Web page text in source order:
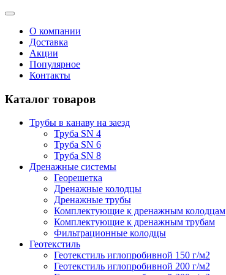
О компании
Доставка
Акции
Популярное
Контакты
Каталог товаров
Трубы в канаву на заезд
Труба SN 4
Труба SN 6
Труба SN 8
Дренажные системы
Георешетка
Дренажные колодцы
Дренажные трубы
Комплектующие к дренажным колодцам
Комплектующие к дренажным трубам
Фильтрационные колодцы
Геотекстиль
Геотекстиль иглопробивной 150 г/м2
Геотекстиль иглопробивной 200 г/м2